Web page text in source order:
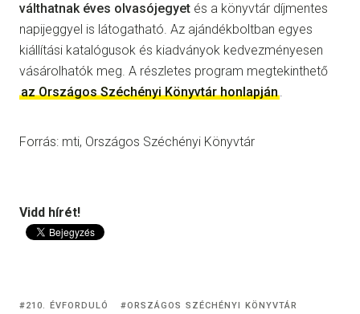
válthatnak éves olvasójegyet és a könyvtár díjmentes
napijeggyel is látogatható. Az ajándékboltban egyes
kiállítási katalógusok és kiadványok kedvezményesen
vásárolhatók meg. A részletes program megtekinthető
az Országos Széchényi Könyvtár honlapján.
Forrás: mti, Országos Széchényi Könyvtár
Vidd hírét!
210. ÉVFORDULÓ
ORSZÁGOS SZÉCHÉNYI KÖNYVTÁR